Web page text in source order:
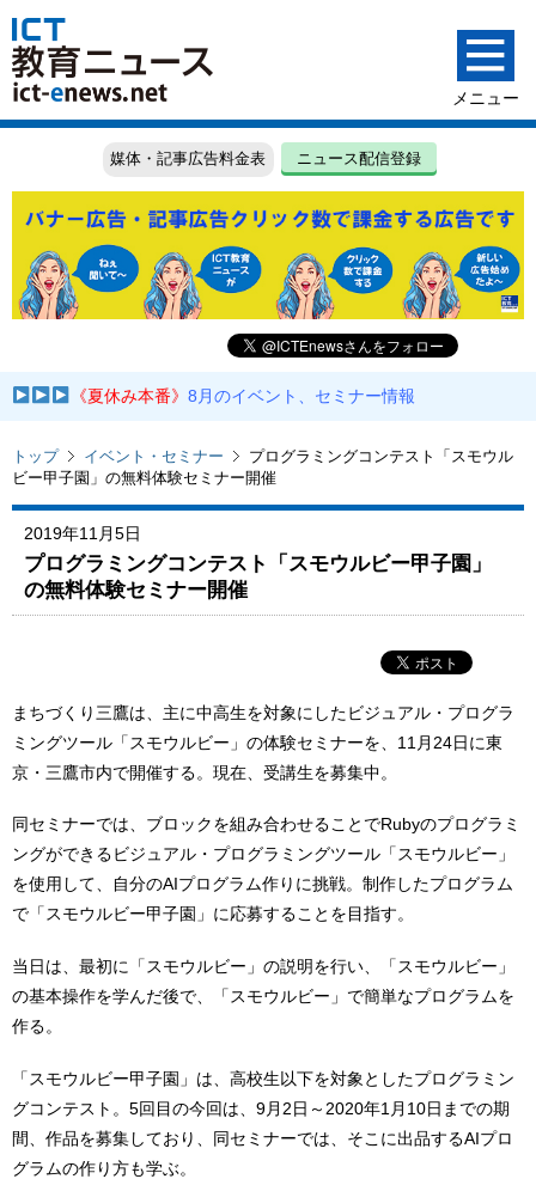
媒体・記事広告料金表 ニュース配信登録
《夏休み本番》8月のイベント、セミナー情報
トップ イベント・セミナー
プログラミングコンテスト「スモウル
ビー甲子園」の無料体験セミナー開催
2019年11月5日
プログラミングコンテスト「スモウルビー甲子園」
の無料体験セミナー開催
まちづくり三鷹は、主に中高生を対象にしたビジュアル・プログラ
ミングツール「スモウルビー」の体験セミナーを、11月24日に東
京・三鷹市内で開催する。現在、受講生を募集中。
同セミナーでは、ブロックを組み合わせることでRubyのプログラミ
ングができるビジュアル・プログラミングツール「スモウルビー」
を使用して、自分のAIプログラム作りに挑戦。制作したプログラム
で「スモウルビー甲子園」に応募することを目指す。
当日は、最初に「スモウルビー」の説明を行い、「スモウルビー」
の基本操作を学んだ後で、「スモウルビー」で簡単なプログラムを
作る。
「スモウルビー甲子園」は、高校生以下を対象としたプログラミン
グコンテスト。5回目の今回は、9月2日～2020年1月10日までの期
間、作品を募集しており、同セミナーでは、そこに出品するAIプロ
グラムの作り方も学ぶ。